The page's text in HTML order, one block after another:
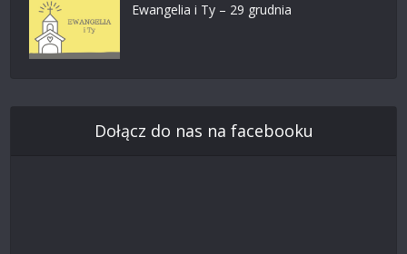
Ewangelia i Ty – 29 grudnia
Dołącz do nas na facebooku